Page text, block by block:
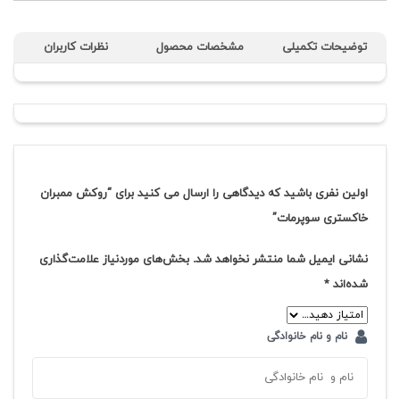
توضیحات تکمیلی مشخصات محصول نظرات کاربران
اولین نفری باشید که دیدگاهی را ارسال می کنید برای “روکش ممبران
خاکستری سوپرمات”
نشانی ایمیل شما منتشر نخواهد شد. بخش‌های موردنیاز علامت‌گذاری
شده‌اند *
نام و نام خانوادگی